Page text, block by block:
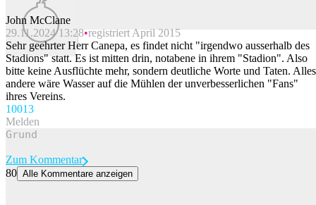
Beitrag melden
John McClane
29.11.2024 13:28 registriert April 2015
Sehr geehrter Herr Canepa, es findet nicht "irgendwo ausserhalb des
Stadions" statt. Es ist mitten drin, notabene in ihrem "Stadion". Also
bitte keine Ausflüchte mehr, sondern deutliche Worte und Taten. Alles
andere wäre Wasser auf die Mühlen der unverbesserlichen "Fans"
ihres Vereins.
10013
Melden
Zum Kommentar
80 Alle Kommentare anzeigen